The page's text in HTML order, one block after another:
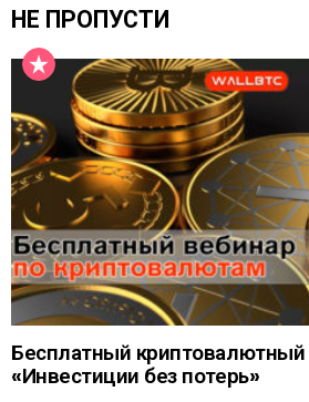
НЕ ПРОПУСТИ
Бесплатный криптовалютный
«Инвестиции без потерь»